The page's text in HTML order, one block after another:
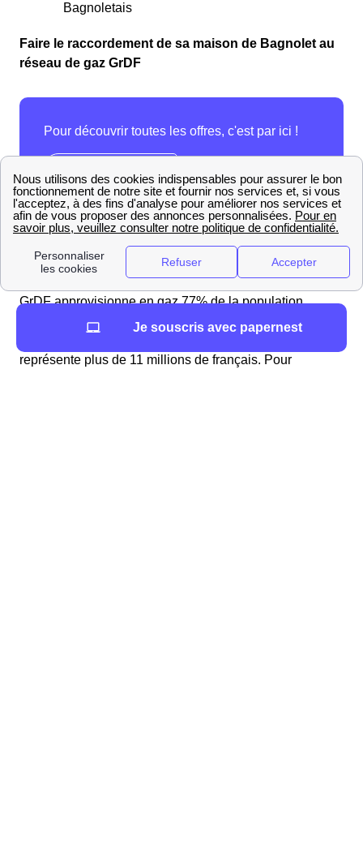
Bagnoletais
Faire le raccordement de sa maison de Bagnolet au
réseau de gaz GrDF
GrDF approvisionne en gaz 77% de la population
française. Ainsi Bagnolet est desservie en gaz par le
représente plus de 11 millions de français. Pour
Je souscris avec papernest